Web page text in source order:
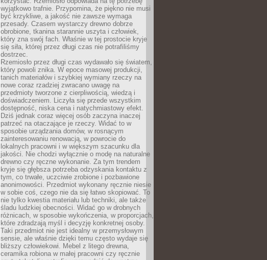
wyjątkowo trafnie. Przypomina, że piękno nie musi
być krzykliwe, a jakość nie zawsze wymaga
przesady. Czasem wystarczy drewno dobrze
obrobione, tkanina starannie uszyta i człowiek,
który zna swój fach. Właśnie w tej prostocie kryje
się siła, której przez długi czas nie potrafiliśmy
dostrzec.
Rzemiosło przez długi czas wydawało się światem,
który powoli znika. W epoce masowej produkcji,
tanich materiałów i szybkiej wymiany rzeczy na
nowe coraz rzadziej zwracano uwagę na
przedmioty tworzone z cierpliwością, wiedzą i
doświadczeniem. Liczyła się przede wszystkim
dostępność, niska cena i natychmiastowy efekt.
Dziś jednak coraz więcej osób zaczyna inaczej
patrzeć na otaczające je rzeczy. Widać to w
sposobie urządzania domów, w rosnącym
zainteresowaniu renowacją, w powrocie do
lokalnych pracowni i w większym szacunku dla
jakości. Nie chodzi wyłącznie o modę na naturalne
drewno czy ręczne wykonanie. Za tym trendem
kryje się głębsza potrzeba odzyskania kontaktu z
tym, co trwałe, uczciwie zrobione i pozbawione
anonimowości. Przedmiot wykonany ręcznie niesie
w sobie coś, czego nie da się łatwo skopiować. To
nie tylko kwestia materiału lub techniki, ale także
śladu ludzkiej obecności. Widać go w drobnych
różnicach, w sposobie wykończenia, w proporcjach,
które zdradzają myśl i decyzję konkretnej osoby.
Taki przedmiot nie jest idealny w przemysłowym
sensie, ale właśnie dzięki temu często wydaje się
bliższy człowiekowi. Mebel z litego drewna,
ceramika robiona w małej pracowni czy ręcznie